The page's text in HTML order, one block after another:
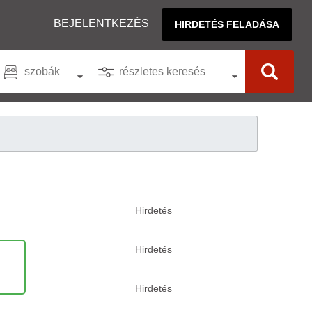
BEJELENTKEZÉS HIRDETÉS FELADÁSA
szobák részletes keresés